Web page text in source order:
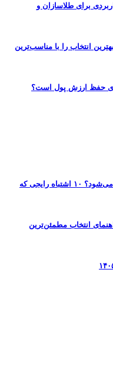
برای طلاسازان و
انتخاب را با مناسب‌ترین
حفظ ارزش پول است؟
چرا باتری خودرو زودتر از موعد خراب می‌شود؟ ۱۰ اشتباه رایجی که
انتخاب مطمئن‌ترین